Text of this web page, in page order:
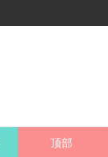
顶部